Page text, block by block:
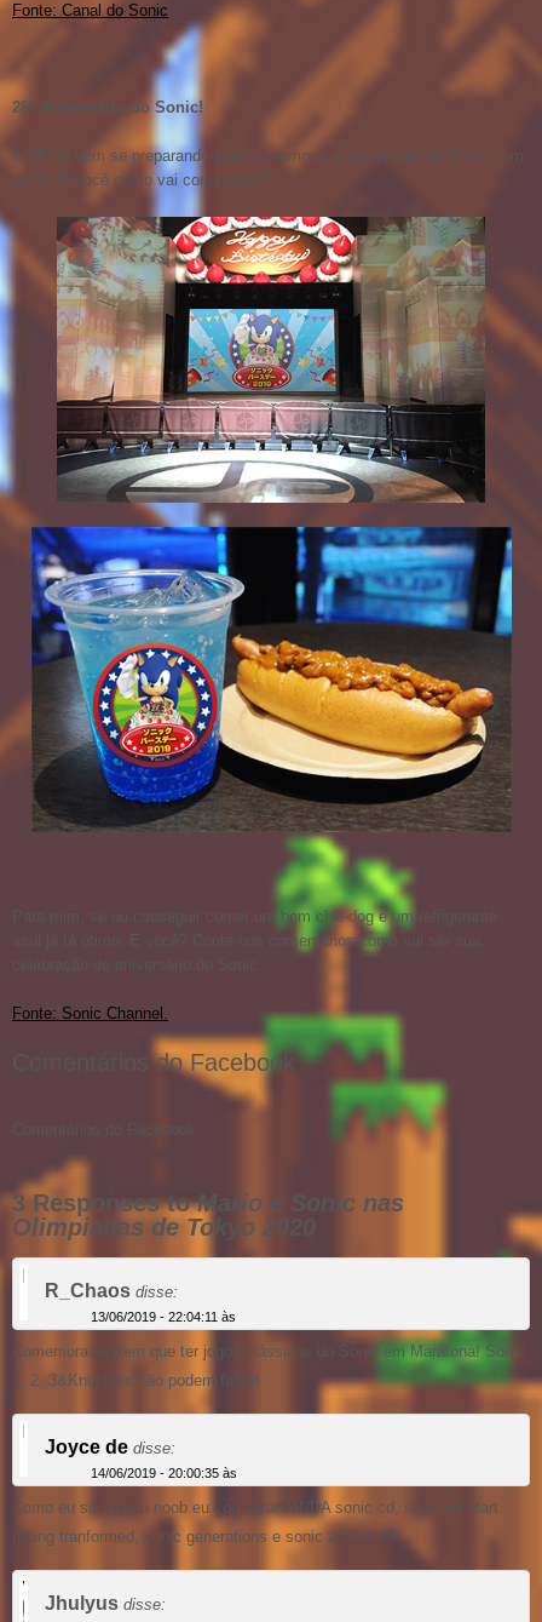
Fonte: Canal do Sonic
28º Aniversário do Sonic!
A SEGA vem se preparando para comemorar o aniversário do Sonic com
estilo. E você como vai comemorar?
Para mim, se eu conseguir comer um bom chili-dog e um refrigerante
azul já tá ótimo. E você? Conte nos comentários como vai ser sua
Fonte: Sonic Channel.
Comentários do Facebook
Comentários do Facebook
3 Responses toMario e Sonic nas
Olimpiadas de Tokyo 2020
R_Chaos disse:
13/06/2019 - 22:04:11 às
Comemoração tem que ter jogos clássicos do Sonic em Maratona! Sonic
1, 2, 3&Knuckles não podem faltar!
Joyce de disse:
14/06/2019 - 20:00:35 às
Como eu sou muito noob eu vou zerar AINDA sonic cd, sonic all start
racing tranformed, sonic generations e sonic adventure.
Jhulyus disse: